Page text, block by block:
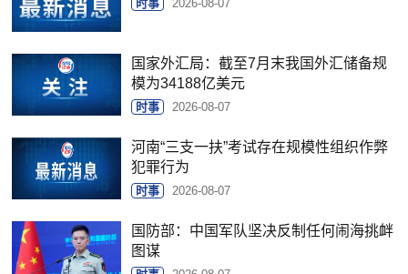
时事 2026-08-07
国家外汇局：截至7月末我国外汇储备规
模为34188亿美元
时事 2026-08-07
河南“三支一扶”考试存在规模性组织作弊
犯罪行为
时事 2026-08-07
国防部：中国军队坚决反制任何闹海挑衅
图谋